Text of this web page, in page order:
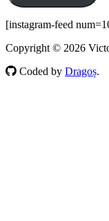
[instagram-feed
Copyright © 2026
Coded by Dragoș.